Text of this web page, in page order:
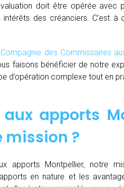
doit être opérée avec
des créanciers. C’est à
Compagnie des Commissaires
faisons bénéficier de notre
d’opération complexe tout en
apports
mission ?
apports Montpellier, notre
en nature et les